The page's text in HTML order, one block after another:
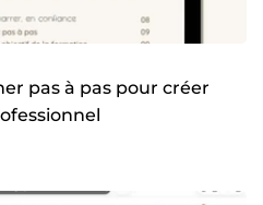
pas à pas pour créer